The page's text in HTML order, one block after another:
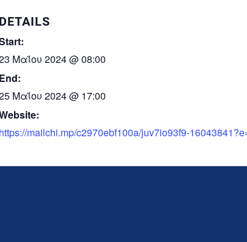
DETAILS
Μαΐου 2024 @ 08:00
End:
Μαΐου 2024 @ 17:00
https://mailchi.mp/c2970ebf100a/juv7io93f9-